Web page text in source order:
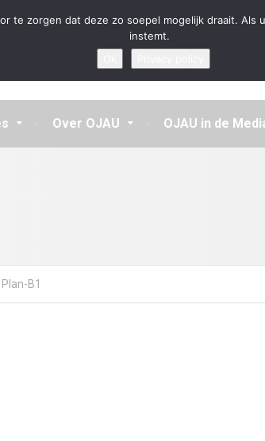
en vragen beantwoorden
Over OJAU OJAU in de
Plan-B1
te zorgen dat deze zo soepel mogelijk draait.
instemt.